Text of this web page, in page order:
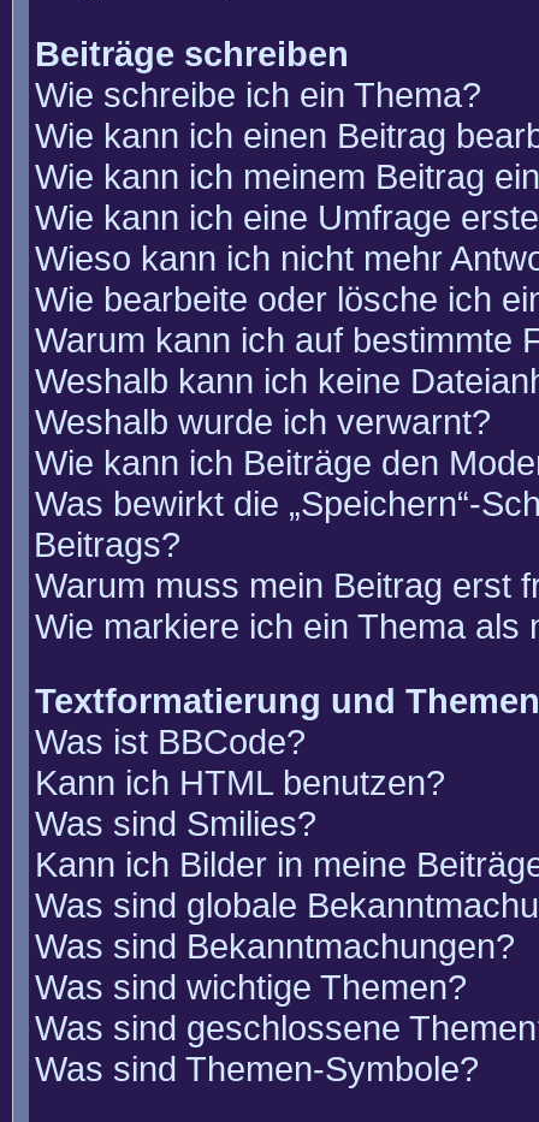
Beiträge schreiben
Wie schreibe ich ein Thema?
Wie kann ich einen Beitrag
Wie kann ich meinem Beitrag
Wie kann ich eine Umfrage
Wieso kann ich nicht mehr
Wie bearbeite oder lösche ich
Warum kann ich auf bestimmte
Weshalb kann ich keine
Weshalb wurde ich verwarnt?
Wie kann ich Beiträge den
Was bewirkt die „Speichern“-
Beitrags?
Warum muss mein Beitrag erst
Wie markiere ich ein Thema als
Textformatierung und
Was ist BBCode?
Kann ich HTML benutzen?
Was sind Smilies?
Kann ich Bilder in meine
Was sind globale
Was sind Bekanntmachungen?
Was sind wichtige Themen?
Was sind geschlossene
Was sind Themen-Symbole?